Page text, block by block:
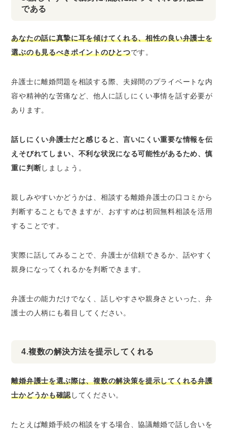
である
あなたの話に真摯に耳を傾けてくれる、相性の良い弁護士を
選ぶのも見るべきポイントのひとつです。
弁護士に離婚問題を相談する際、夫婦間のプライベートな内
容や精神的な苦痛など、他人に話しにくい事情を話す必要が
あります。
話しにくい弁護士だと感じると、言いにくい重要な情報を伝
えそびれてしまい、不利な状況になる可能性があるため、慎
重に判断しましょう。
親しみやすいかどうかは、相談する離婚弁護士の口コミから
判断することもできますが、おすすめは初回無料相談を活用
することです。
実際に話してみることで、弁護士が信頼できるか、話やすく
親身になってくれるかを判断できます。
弁護士の能力だけでなく、話しやすさや親身さといった、弁
護士の人柄にも着目してください。
4.複数の解決方法を提示してくれる
離婚弁護士を選ぶ際は、複数の解決策を提示してくれる弁護
士かどうかも確認してください。
たとえば離婚手続の相談をする場合、協議離婚で話し合いを